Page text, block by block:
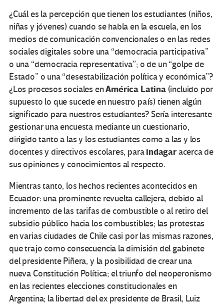
¿Cuál es la percepción que tienen los estudiantes (niños,
niñas y jóvenes) cuando se habla en la escuela, en los
medios de comunicación convencionales o en las redes
sociales digitales sobre una “democracia participativa”
o una “democracia representativa”; o de un “golpe de
Estado” o una “desestabilización política y económica”?
¿Los procesos sociales enAmérica Latina(incluido por
supuesto lo que sucede en nuestro país) tienen algún
significado para nuestros estudiantes? Sería interesante
gestionar una encuesta mediante un cuestionario,
dirigido tanto a las y los estudiantes como a las y los
docentes y directivos escolares, paraindagaracerca de
sus opiniones y conocimientos al respecto.
Mientras tanto, los hechos recientes acontecidos en
Ecuador: una prominente revuelta callejera, debido al
incremento de las tarifas de combustible o al retiro del
subsidio público hacia los combustibles; las protestas
en varias ciudades de Chile casi por las mismas razones,
que trajo como consecuencia la dimisión del gabinete
del presidente Piñera, y la posibilidad de crear una
nueva Constitución Política; el triunfo del neoperonismo
en las recientes elecciones constitucionales en
Argentina; la libertad del ex presidente de Brasil, Luiz